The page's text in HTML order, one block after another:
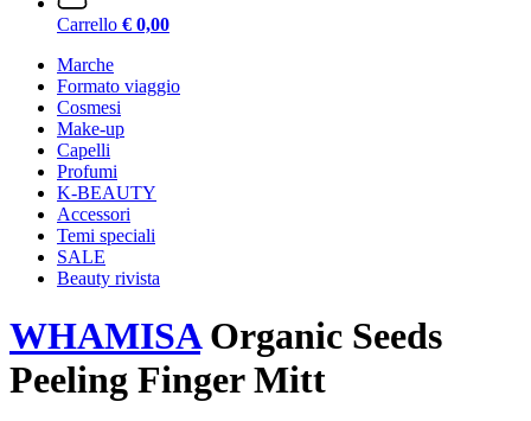
Carrello € 0,00
Marche
Formato viaggio
Cosmesi
Make-up
Capelli
Profumi
K-BEAUTY
Accessori
Temi speciali
SALE
Beauty rivista
WHAMISAOrganic Seeds
Peeling Finger Mitt